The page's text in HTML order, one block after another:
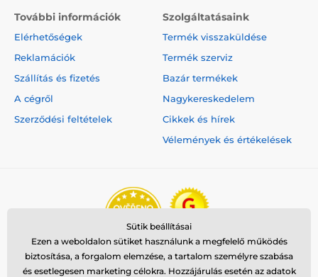
További információk
Elérhetőségek
Reklamációk
Szállítás és fizetés
A cégről
Szerződési feltételek
Szolgáltatásaink
Termék visszaküldése
Termék szerviz
Bazár termékek
Nagykereskedelem
Cikkek és hírek
Vélemények és értékelések
Sütik beállításai
Ezen a weboldalon sütiket használunk a megfelelő működés
biztosítása, a forgalom elemzése, a tartalom személyre szabása
és esetlegesen marketing célokra. Hozzájárulás esetén az adatok